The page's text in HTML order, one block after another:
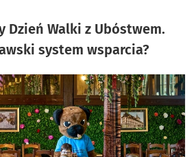
Dzień Walki z Ubóstwem.
system wsparcia?